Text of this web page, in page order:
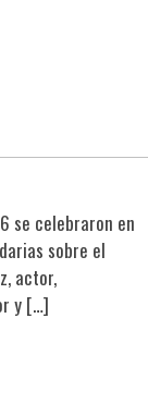
se celebraron en
sobre el
actor,
y […]